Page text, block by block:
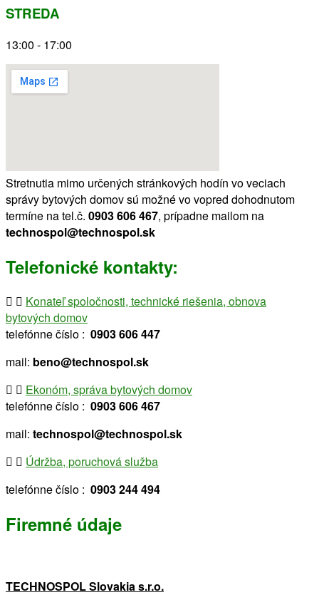
STREDA
13:00 - 17:00
Stretnutia mimo určených stránkových hodín vo veciach
správy bytových domovsú možné vo vopred dohodnutom
termíne na tel.č. 0903 606 467, prípadne mailom na
technospol@technospol.sk
Telefonické kontakty:
Konateľ spoločnosti, technické riešenia, obnova
bytových domov
telefónne číslo : 0903 606 447
mail: beno@technospol.sk
Ekonóm, správa bytových domov
telefónne číslo : 0903 606 467
mail: technospol@technospol.sk
Údržba, poruchová služba
telefónne číslo : 0903 244 494
Firemné údaje
TECHNOSPOL Slovakia s.r.o.